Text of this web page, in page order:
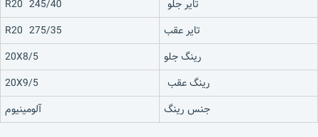
تایر جلو
تایر عقب
رینگ جلو
رینگ عقب
جنس رینگ
آلومینیوم